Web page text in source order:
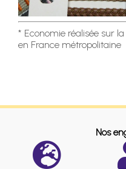
* Economie réalisée sur
en France métropolitaine
Nos